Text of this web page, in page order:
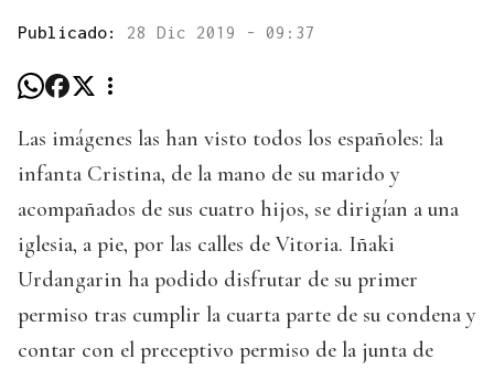
Publicado: 28 Dic 2019 - 09:37
Las imágenes las han visto todos los españoles: la
infanta Cristina, de la mano de su marido y
acompañados de sus cuatro hijos, se dirigían a una
iglesia, a pie, por las calles de Vitoria. Iñaki
Urdangarin ha podido disfrutar de su primer
permiso tras cumplir la cuarta parte de su condena y
contar con el preceptivo permiso de la junta de